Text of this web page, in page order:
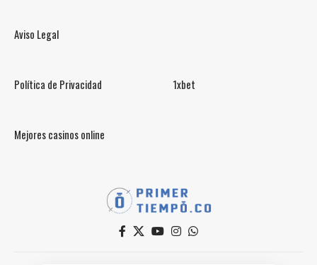
Aviso Legal
Política de Privacidad 1xbet
Mejores casinos online